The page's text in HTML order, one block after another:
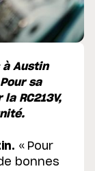
à Austin
sa
RC213V,
« Pour
bonnes